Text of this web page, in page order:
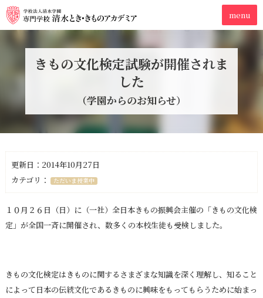
きもの文化検定試験が開催されま
した
（学園からのお知らせ）
更新日：2014年10月27日
カテゴリ：
ただいま授業中
１０月２６日（日）に（一社）全日本きもの振興会主催の「きもの文化検
定」が全国一斉に開催され、数多くの本校生徒も受検しました。
きもの文化検定はきものに関するさまざまな知識を深く理解し、知ること
によって日本の伝統文化であるきものに興味をもってもらうために始まっ